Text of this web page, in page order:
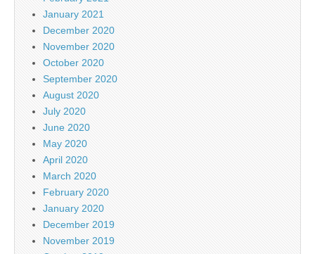
January 2021
December 2020
November 2020
October 2020
September 2020
August 2020
July 2020
June 2020
May 2020
April 2020
March 2020
February 2020
January 2020
December 2019
November 2019